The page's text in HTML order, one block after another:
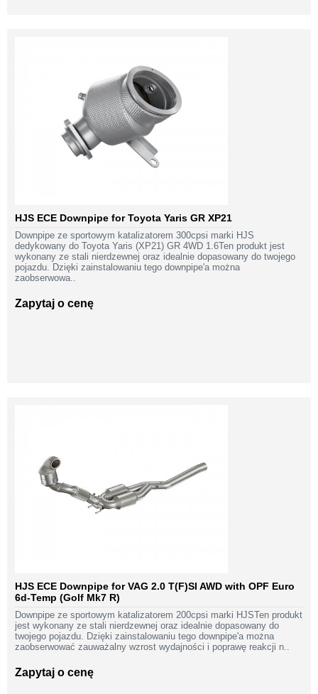
HJS ECE Downpipe for Toyota Yaris GR XP21
Downpipe ze sportowym katalizatorem 300cpsi marki HJS
dedykowany do Toyota Yaris (XP21) GR 4WD 1.6Ten produkt jest
wykonany ze stali nierdzewnej oraz idealnie dopasowany do twojego
pojazdu. Dzięki zainstalowaniu tego downpipe'a można
zaobserwowa..
Zapytaj o cenę
HJS ECE Downpipe for VAG 2.0 T(F)SI AWD with OPF Euro
6d-Temp (Golf Mk7 R)
Downpipe ze sportowym katalizatorem 200cpsi marki HJSTen produkt
jest wykonany ze stali nierdzewnej oraz idealnie dopasowany do
twojego pojazdu. Dzięki zainstalowaniu tego downpipe'a można
zaobserwować zauważalny wzrost wydajności i poprawę reakcji n..
Zapytaj o cenę